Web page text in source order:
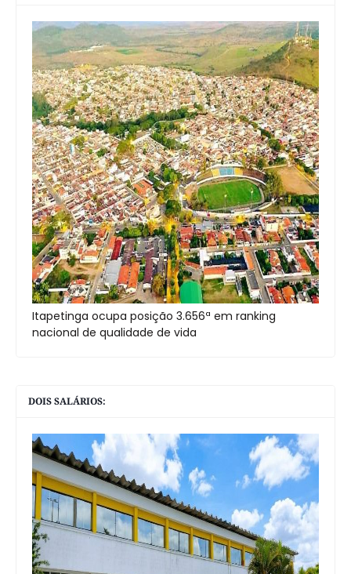
Itapetinga ocupa posição 3.656ª em ranking
nacional de qualidade de vida
DOIS SALÁRIOS: